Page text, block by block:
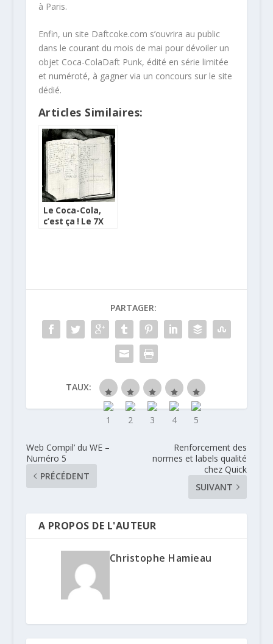
à Paris.
Enfin, un site Daftcoke.com s’ouvrira au public
dans le courant du mois de mai pour dévoiler un
objet Coca-ColaDaft Punk, édité en série limitée
et numéroté, à gagner via un concours sur le site
dédié.
Articles Similaires:
Le Coca-Cola,
c’est ça ! Le 7X
PARTAGER:
TAUX:
Web Compil’ du WE –
Numéro 5
PRÉCÉDENT
Renforcement des
normes et labels qualité
chez Quick
SUIVANT
A PROPOS DE L'AUTEUR
Christophe Hamieau